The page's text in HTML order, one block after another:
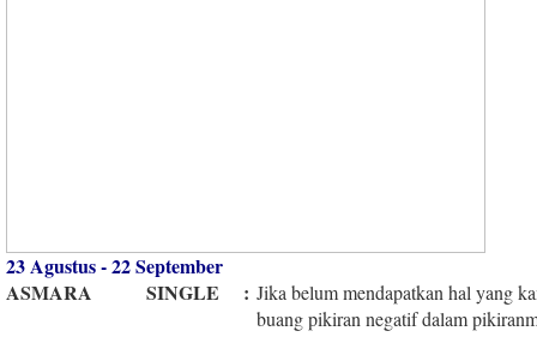
23 Agustus - 22 September
ASMARA
SINGLE : Jika belum mendapatkan hal yang
buang pikiran negatif dalam